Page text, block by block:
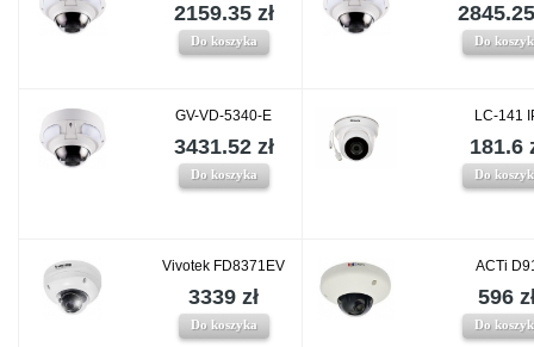
2159.35 zł
Do koszyka Do
GV-VD-5340-E
3431.52 zł
Do koszyka
LC-141
181.6
Do
Vivotek FD8371EV
3339 zł
Do koszyka
ACTi
596
Do